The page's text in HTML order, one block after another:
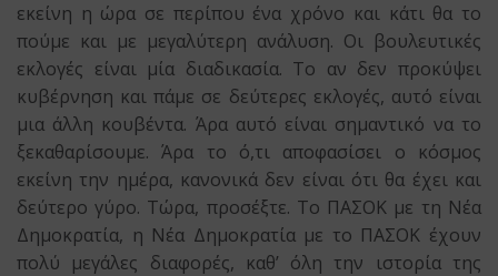
εκείνη η ώρα σε περίπου ένα χρόνο και κάτι θα το
πούμε και με μεγαλύτερη ανάλυση. Οι βουλευτικές
εκλογές είναι μία διαδικασία. Το αν δεν προκύψει
κυβέρνηση και πάμε σε δεύτερες εκλογές, αυτό είναι
μια άλλη κουβέντα. Άρα αυτό είναι σημαντικό να το
ξεκαθαρίσουμε. Άρα το ό,τι αποφασίσει ο κόσμος
εκείνη την ημέρα, κανονικά δεν είναι ότι θα έχει και
δεύτερο γύρο. Τώρα, προσέξτε. Το ΠΑΣΟΚ με τη Νέα
Δημοκρατία, η Νέα Δημοκρατία με το ΠΑΣΟΚ έχουν
πολύ μεγάλες διαφορές, καθ’ όλη την ιστορία της